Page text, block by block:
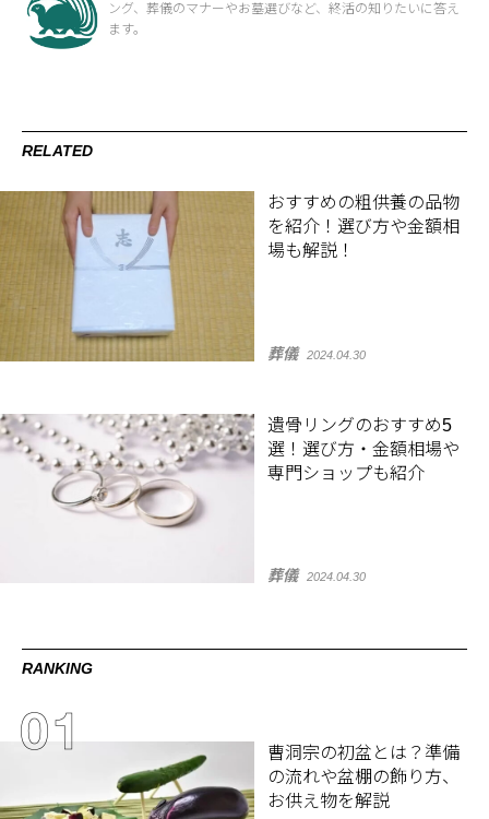
ング、葬儀のマナーやお墓選びなど、終活の知りたいに答え
ます。
RELATED
おすすめの粗供養の品物
を紹介！選び方や金額相
場も解説！
葬儀 2024.04.30
遺骨リングのおすすめ5
選！選び方・金額相場や
専門ショップも紹介
葬儀 2024.04.30
RANKING
曹洞宗の初盆とは？準備
の流れや盆棚の飾り方、
お供え物を解説